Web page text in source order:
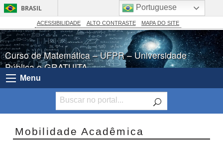
BRASIL
Simplifique!
Comunica BR
Participe
Acesso à informação
Canais
ACESSIBILIDADE ALTO CONTRASTE MAPA DO SITE
Curso de Matemática – UFPR – Universidade
Pública e GRATUITA
Menu
Mobilidade Acadêmica
Portuguese